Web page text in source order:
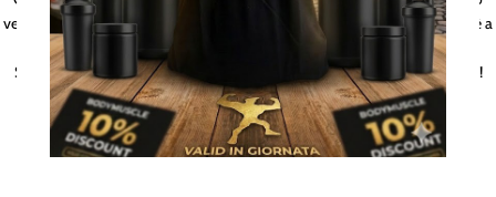
verso una versione più forte e sana di te! Non aspettare, il tuo benessere è a
un messaggio di distanza.
Scrivici per scoprire come possiamo aiutarti a raggiungere i tuoi traguardi!